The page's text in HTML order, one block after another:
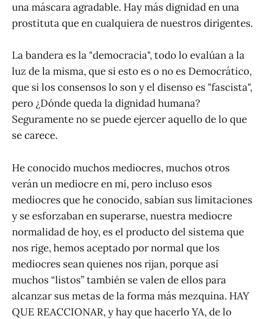
una máscara agradable. Hay más dignidad en una
prostituta que en cualquiera de nuestros dirigentes.
La bandera es la "democracia", todo lo evalúan a la
luz de la misma, que si esto es o no es Democrático,
que si los consensos lo son y el disenso es "fascista",
pero ¿Dónde queda la dignidad humana?
Seguramente no se puede ejercer aquello de lo que
se carece.
He conocido muchos mediocres, muchos otros
verán un mediocre en mí, pero incluso esos
mediocres que he conocido, sabían sus limitaciones
y se esforzaban en superarse, nuestra mediocre
normalidad de hoy, es el producto del sistema que
nos rige, hemos aceptado por normal que los
mediocres sean quienes nos rijan, porque así
muchos “listos” también se valen de ellos para
alcanzar sus metas de la forma más mezquina. HAY
QUE REACCIONAR, y hay que hacerlo YA, de lo